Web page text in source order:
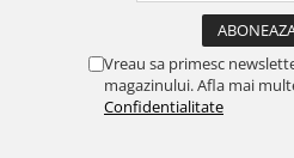
Vreau sa primesc
magazinului. Afla mai
Confidentialitate